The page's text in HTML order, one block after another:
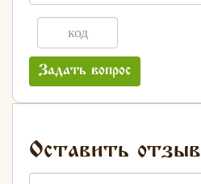
Задать вопрос
Оставить отзыв